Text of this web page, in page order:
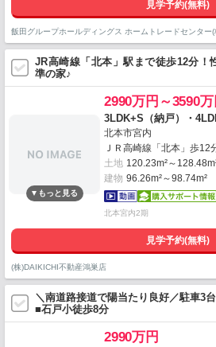
見学予約(無料)
飯田グループホールディングス ホームトレードセンター
JR高崎線「北本」駅まで徒歩12分！
準の家♪
2990万円～3590万
3LDK+S（納戸）・
北本市宮内
ＪＲ高崎線「北本」歩12
土地 120.23m²～
建物 96.26m²～98.74m²
北本宮内2期
見学予約(無料)
(株)DAIKICHI不動産鴻巣店
＼南道路接道で陽当たり良好／駐車3
■石戸小徒歩8分
2990万円